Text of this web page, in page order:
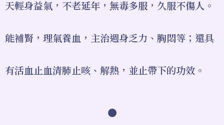
天輕身益氣，不老延年，無毒多服，久服不傷人。
能補腎，理氣養血，主治週身乏力、胸悶等；還具
有活血止血清肺止咳、解熱，並止帶下的功效。
●